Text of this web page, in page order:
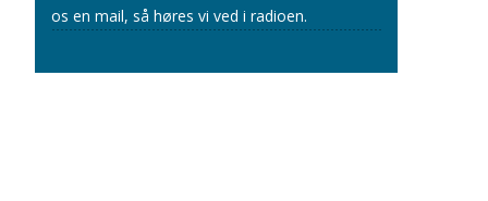
os en mail, så høres vi ved i radioen.